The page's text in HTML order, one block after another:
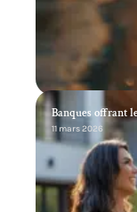
Banques offrant
11 mars 2026